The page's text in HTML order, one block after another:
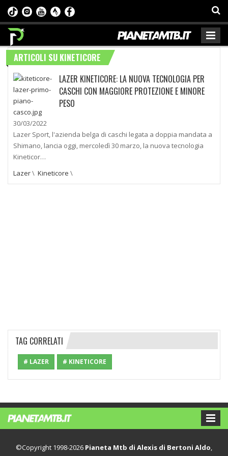
ARTICOLI SU KINETICORE
LAZER KINETICORE: LA NUOVA TECNOLOGIA PER
CASCHI CON MAGGIORE PROTEZIONE E MINORE
PESO
30/03/2022
Lazer Sport, l'azienda belga di caschi legata a doppia mandata a
Shimano, lancia oggi, mercoledì 30 marzo, la nuova tecnologia
Kineticor…
Lazer\ Kineticore \
TAG CORRELATI
# LAZER # KINETICORE
©Copyright 1998-2026 Pianeta Mtb di Alexis di Bertoni Aldo